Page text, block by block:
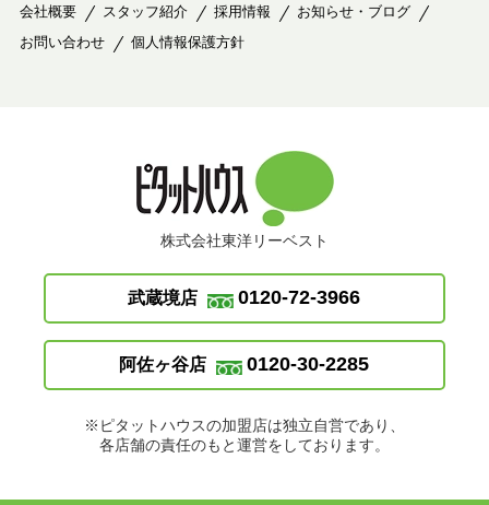
会社概要 スタッフ紹介 採用情報
お知らせ・ブログ
お問い合わせ
個人情報保護方針
株式会社東洋リーベスト
武蔵境店 0120-72-3966
阿佐ヶ谷店 0120-30-2285
※ピタットハウスの加盟店は独立自営であり、
各店舗の責任のもと運営をしております。